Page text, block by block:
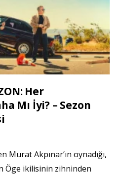
Her
Mı İyi? – Sezon
Murat Akpınar’ın oynadığı,
Öge ikilisinin zihninden